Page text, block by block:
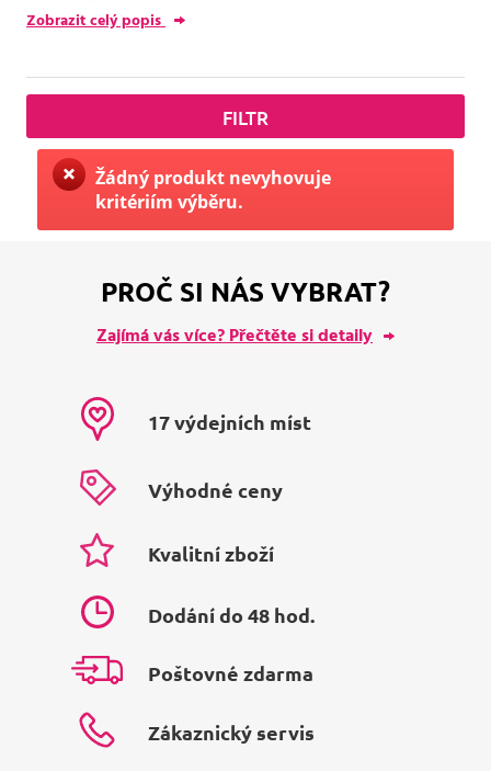
Zobrazit celý popis
FILTR
Žádný produkt nevyhovuje
kritériím výběru.
PROČ SI NÁS VYBRAT?
Zajímá vás více? Přečtěte si detaily
17 výdejních míst
Výhodné ceny
Kvalitní zboží
Dodání do 48 hod.
Poštovné zdarma
Zákaznický servis